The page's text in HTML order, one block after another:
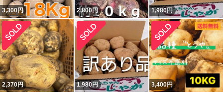
3,300円 2,800円 1,980円
2,370円 1,980円 3,400円